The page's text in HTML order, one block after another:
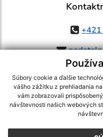
Súbory cookie a ďalšie
vášho zážitku z prehliadania
vám zobrazovali
návštevnosti našich webových
využite možnosť získavania
CMS systém (redakčný) systém
webex.digital,